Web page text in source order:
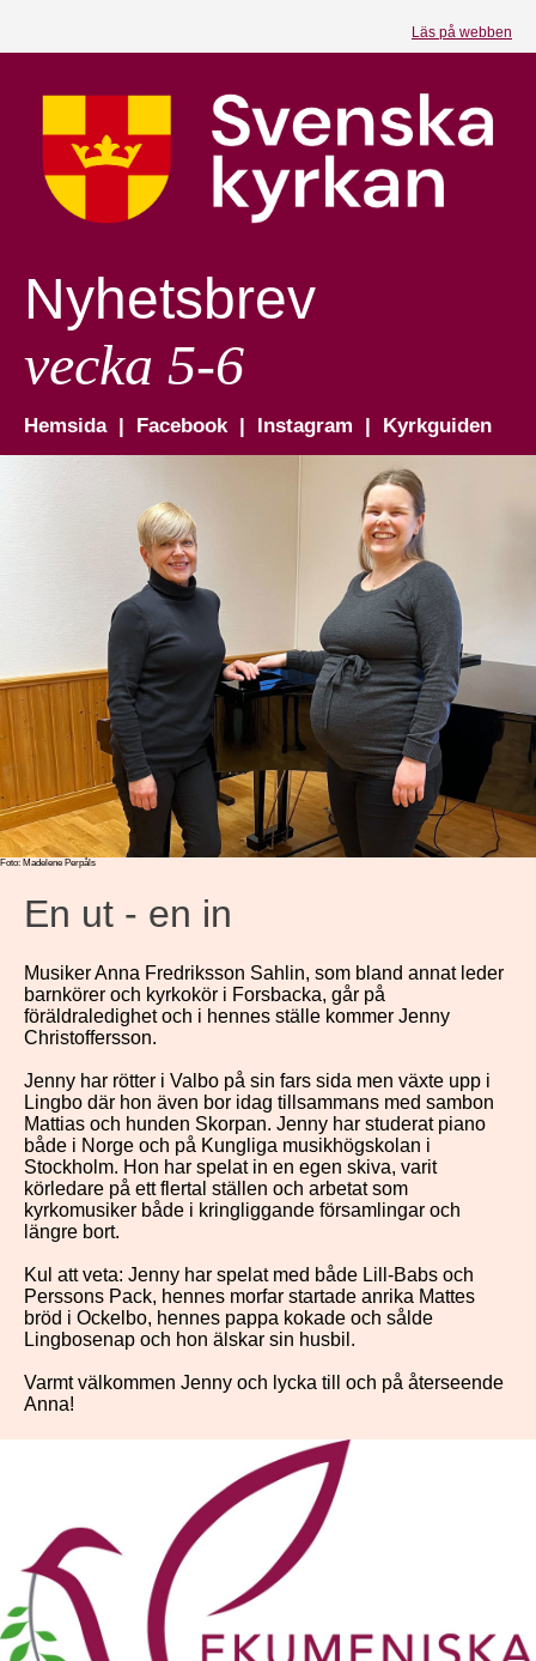
Läs på webben
Nyhetsbrev
vecka 5-6
Hemsida | Facebook | Instagram | Kyrkguiden
Foto: Madelene Perpåls
En ut - en in
Musiker Anna Fredriksson Sahlin, som bland annat leder
barnkörer och kyrkokör i Forsbacka, går på
föräldraledighet och i hennes ställe kommer Jenny
Christoffersson.
Jenny har rötter i Valbo på sin fars sida men växte upp i
Lingbo där hon även bor idag tillsammans med sambon
Mattias och hunden Skorpan. Jenny har studerat piano
både i Norge och på Kungliga musikhögskolan i
Stockholm. Hon har spelat in en egen skiva, varit
körledare på ett flertal ställen och arbetat som
kyrkomusiker både i kringliggande församlingar och
längre bort.
Kul att veta: Jenny har spelat med både Lill-Babs och
Perssons Pack, hennes morfar startade anrika Mattes
bröd i Ockelbo, hennes pappa kokade och sålde
Lingbosenap och hon älskar sin husbil.
Varmt välkommen Jenny och lycka till och på återseende
Anna!